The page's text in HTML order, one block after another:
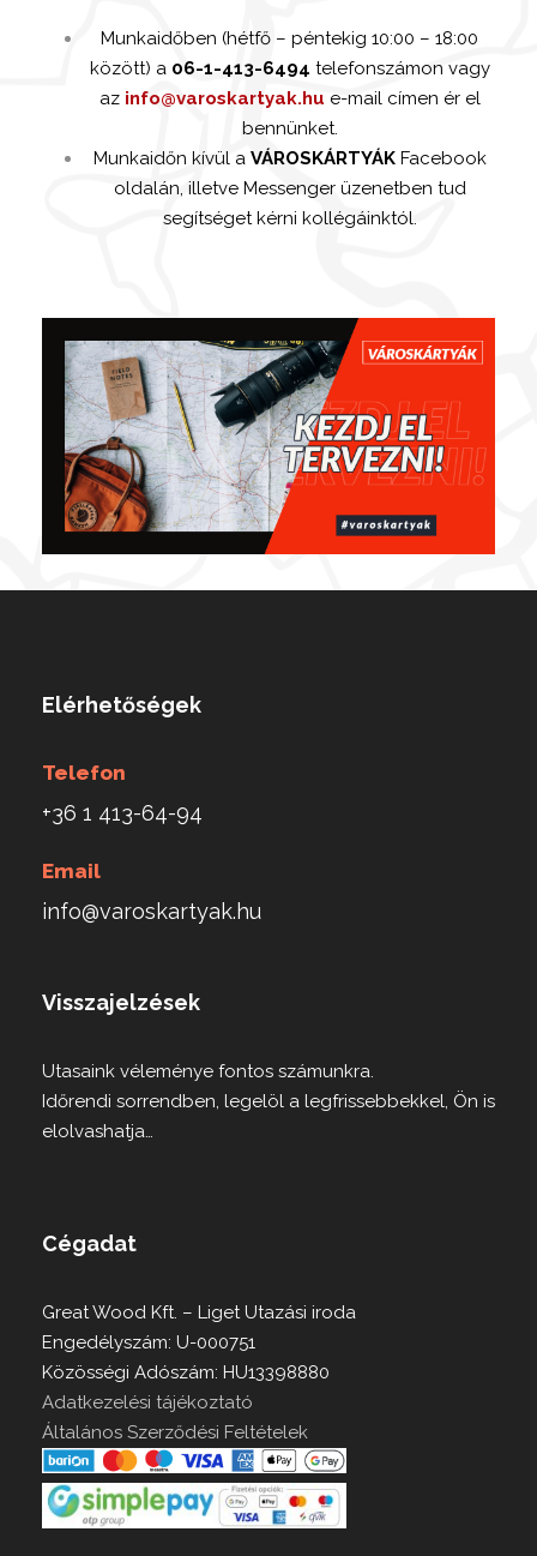
Munkaidőben (hétfő – péntekig 10:00 – 18:00
között) a 06-1-413-6494 telefonszámon vagy
az info@varoskartyak.hu e-mail címen ér el
bennünket.
Munkaidőn kívül a VÁROSKÁRTYÁKFacebook
oldalán, illetve Messenger üzenetben tud
segítséget kérni kollégáinktól.
Elérhetőségek
Telefon
+36 1 413-64-94
Email
info@varoskartyak.hu
Visszajelzések
Utasaink véleménye fontos számunkra.
Időrendi sorrendben, legelöl a legfrissebbekkel, Ön is
elolvashatja…
Cégadat
Great Wood Kft. – Liget Utazási iroda
Engedélyszám: U-000751
Közösségi Adószám: HU13398880
Adatkezelési tájékoztató
Általános Szerződési Feltételek